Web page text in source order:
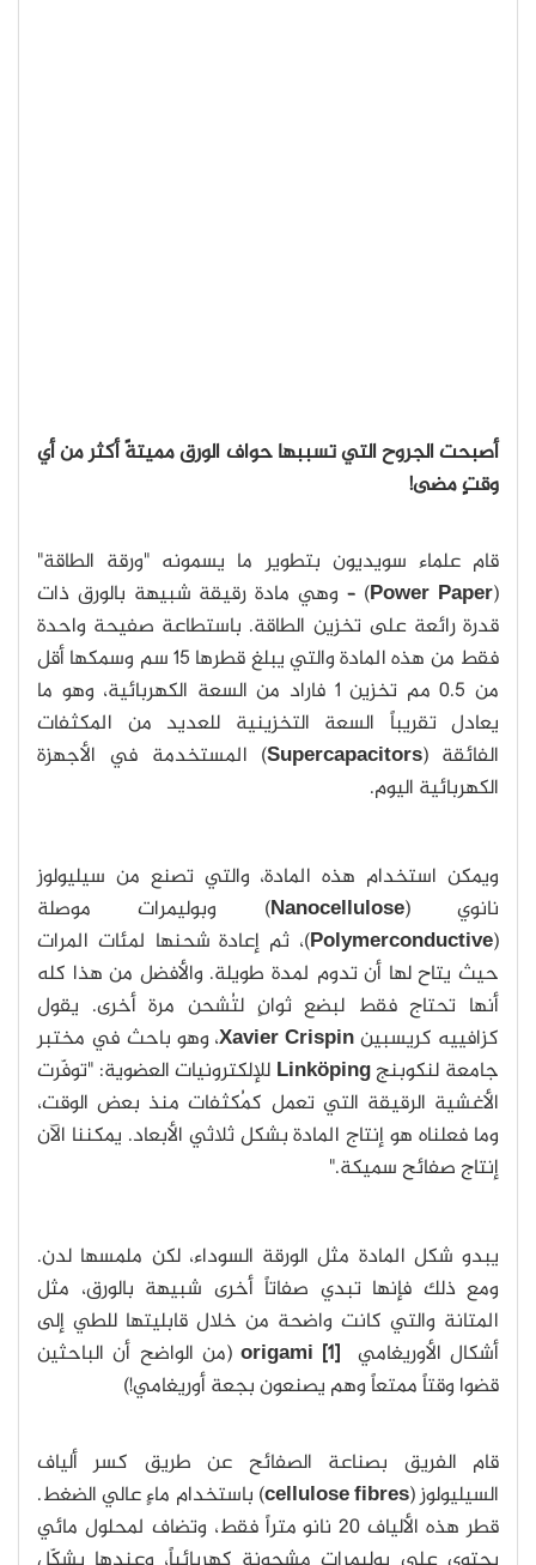
أصبحت الجروح التي تسببها حواف الورق مميتةً أكثر من أي
وقتٍ مضى!
قام علماء سويديون بتطوير ما يسمونه "ورقة الطاقة"
(
Power Paper) – وهي مادة رقيقة شبيهة بالورق ذات
قدرة رائعة على تخزين الطاقة. باستطاعة صفيحة واحدة
فقط من هذه المادة والتي يبلغ قطرها 15 سم وسمكها أقل
من 0.5 مم تخزين 1 فاراد من السعة الكهربائية، وهو ما
يعادل تقريباً السعة التخزينية للعديد من المكثفات
الفائقة (Supercapacitors) المستخدمة في الأجهزة
الكهربائية اليوم.
ويمكن استخدام هذه المادة، والتي تصنع من سيليولوز
نانوي (Nanocellulose) وبوليمرات موصلة
(
Polymerconductive)، ثم إعادة شحنها لمئات المرات
حيث يتاح لها أن تدوم لمدة طويلة. والأفضل من هذا كله
أنها تحتاج فقط لبضع ثوانٍ لتُشحن مرة أخرى. يقول
كزافييه كريسبينXavier Crispin، وهو باحث في مختبر
جامعة لنكوبنجLinköping للإلكترونيات العضوية: "توفّرت
الأغشية الرقيقة التي تعمل كمُكثفات منذ بعض الوقت،
وما فعلناه هو إنتاج المادة بشكل ثلاثي الأبعاد. يمكننا الآن
إنتاج صفائح سميكة."
يبدو شكل المادة مثل الورقة السوداء، لكن ملمسها لدن.
ومع ذلك فإنها تبدي صفاتاً أخرى شبيهة بالورق، مثل
المتانة والتي كانت واضحة من خلال قابليتها للطي إلى
أشكال الأوريغامي [1] origami
(من الواضح أن الباحثين
قضوا وقتاً ممتعاً وهم يصنعون بجعة أوريغامي!)
قام الفريق بصناعة الصفائح عن طريق كسر ألياف
السيليولوز (cellulose fibres) باستخدام ماءٍ عالي الضغط.
قطر هذه الألياف 20 نانو متراً فقط، وتضاف لمحلول مائي